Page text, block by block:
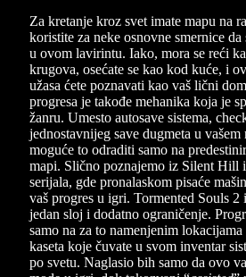
Za kretanje kroz svet imate mapu na
koristite za neke osnovne smernice da
u ovom lavirintu. Iako, mora se reći
krugova, osećate se kao kod kuće, i
užasa ćete poznavati kao vaš lični
progresa je takođe mehanika koja je
žanru. Umesto autosave sistema,
jednostavnijeg save dugmeta u
moguće to odraditi samo na
mapi. Slično poznajemo iz Silent Hill
serijala, gde pronalaskom pisaće
vaš progres u igri. Tormented Souls 2
jedan sloj i dodatno ograničenje.
samo na za to namenjenim
kaseta koje čuvate u svom inventar
po svetu. Naglasio bih samo da ovo